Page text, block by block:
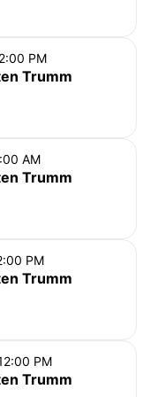
Ülemist
etendusele
koos
– sageli on
ning kõik
ajal etendusse
segamata
peab oma
täpselt piletil
kahjuks sel
PM
Trumm
AM
Trumm
PM
Trumm
PM
Trumm